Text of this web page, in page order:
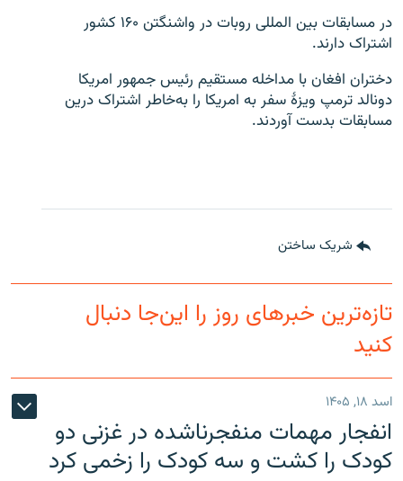
در مسابقات بین المللی روبات در واشنگتن ۱۶۰ کشور
اشتراک دارند.
دختران افغان با مداخله مستقیم رئیس جمهور امریکا
دونالد ترمپ ویزۀ سفر به امریکا را به‌خاطر اشتراک درین
مسابقات بدست آوردند.
شریک ساختن
تازه‌ترین خبرهای روز را این‌جا دنبال
کنید
اسد ۱۸, ۱۴۰۵
انفجار مهمات منفجرناشده در غزنی دو
کودک را کشت و سه کودک را زخمی کرد